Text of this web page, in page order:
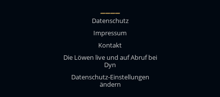
____
Datenschutz
Impressum
Kontakt
Die Löwen live und auf Abruf bei
Dyn
Datenschutz-Einstellungen
ändern